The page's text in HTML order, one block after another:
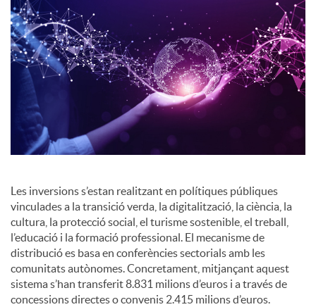
d
e
c
o
n
t
i
Les inversions s’estan realitzant en polítiques públiques
vinculades a la transició verda, la digitalització, la ciència, la
cultura, la protecció social, el turisme sostenible, el treball,
l’educació i la formació professional. El mecanisme de
distribució es basa en conferències sectorials amb les
comunitats autònomes. Concretament, mitjançant aquest
sistema s’han transferit 8.831 milions d’euros i a través de
concessions directes o convenis 2.415 milions d’euros.